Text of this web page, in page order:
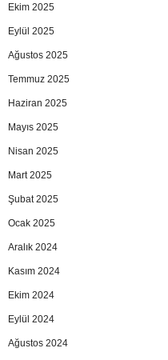
Ekim 2025
Eylül 2025
Ağustos 2025
Temmuz 2025
Haziran 2025
Mayıs 2025
Nisan 2025
Mart 2025
Şubat 2025
Ocak 2025
Aralık 2024
Kasım 2024
Ekim 2024
Eylül 2024
Ağustos 2024